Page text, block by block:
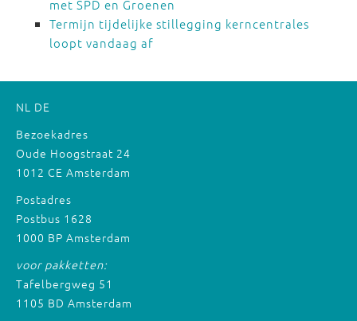
met SPD en Groenen
Termijn tijdelijke stillegging kerncentrales
loopt vandaag af
NL DE
Bezoekadres
Oude Hoogstraat 24
1012 CE Amsterdam
Postadres
Postbus 1628
1000 BP Amsterdam
voor pakketten:
Tafelbergweg 51
1105 BD Amsterdam